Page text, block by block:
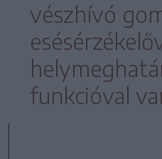
vészhívó
funkcióval